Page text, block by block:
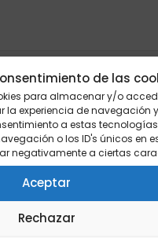
de las
para almacenar y/o
la experiencia de navegación
a estas
o los ID's únicos en
negativamente a ciertas
Aceptar
Rechazar
de Digital Growth.
del autor →